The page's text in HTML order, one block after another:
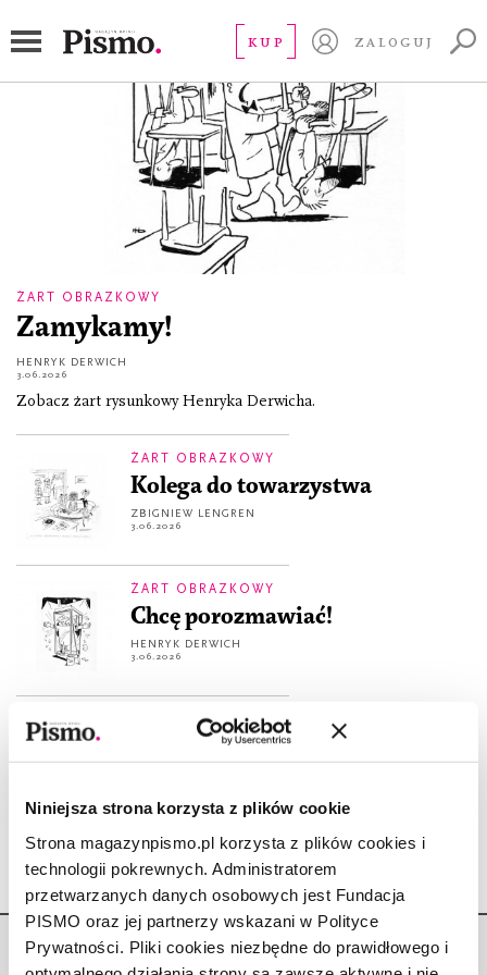
Niniejsza strona korzysta z plików cookie
Strona magazynpismo.pl korzysta z plików cookies i
technologii pokrewnych. Administratorem
przetwarzanych danych osobowych jest Fundacja
PISMO oraz jej partnerzy wskazani w Polityce
Prywatności. Pliki cookies niezbędne do prawidłowego i
KUP ZALOGUJ
Muzeum Karykatury
ŻART OBRAZKOWY
Zamykamy!
HENRYK DERWICH
3.06.2026
Zobacz żart rysunkowy Henryka Derwicha.
ŻART OBRAZKOWY
Kolega do towarzystwa
ZBIGNIEW LENGREN
3.06.2026
ŻART OBRAZKOWY
Chcę porozmawiać!
HENRYK DERWICH
3.06.2026
ŻART OBRAZKOWY
Wakacyjne rozrywki